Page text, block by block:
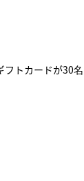
フトカードが30名